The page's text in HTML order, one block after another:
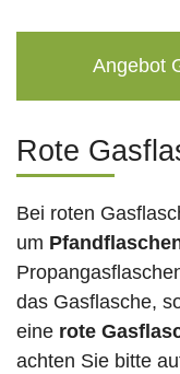
Angebot
Rote
Bei roten
um
das Gasflasche,
eine rote
achten Sie bitte